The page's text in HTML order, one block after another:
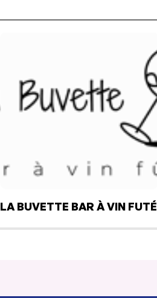
LA BUVETTE BAR À VIN FUTÉ